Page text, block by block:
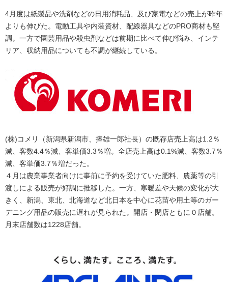
4月度は紙製品や洗剤などの日用消耗品、及び家電などの売上が昨年
よりも伸びた。電動工具や内装資材、配線器具などのPRO商材も堅
調。一方で園芸用品や殺虫剤などは前期に比べて伸び悩み、インテ
リア、収納用品についても不調が継続している。
(株)コメリ（新潟県新潟市、捧雄一郎社長）の既存店売上高は1.2％
減、客数4.4％減、客単価3.3％増。全店売上高は0.1%減、客数3.7％
減、客単価3.7％増だった。
４月は農業事業者向けに事前に予約を受けていた肥料、農薬等の引
渡しによる販売が好調に推移した。一方、寒暖差や天候の変化が大
きく、新潟、東北、北海道など北日本を中心に花苗や用土等のガー
デニング用品の販売に遅れが見られた。開店・閉店ともに０店舗。
月末店舗数は1228店舗。